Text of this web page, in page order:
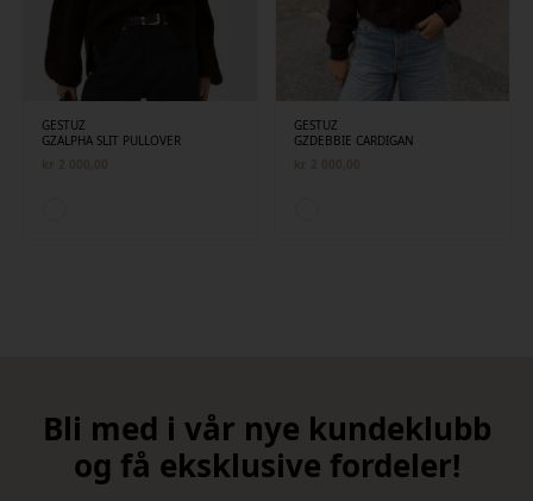
GESTUZ
GZALPHA SLIT PULLOVER
GESTUZ
GZDEBBIE CARDIGAN
Bli med i vår nye kundeklubb
og få eksklusive fordeler!